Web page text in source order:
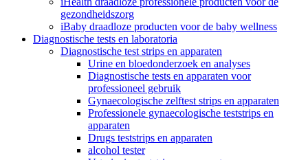
gezondheidszorg
iBaby draadloze producten voor de baby wellness
Diagnostische tests en laboratoria
Diagnostische test strips en apparaten
Urine en bloedonderzoek en analyses
Diagnostische tests en apparaten voor
professioneel gebruik
Gynaecologische zelftest strips en apparaten
Professionele gynaecologische teststrips en
apparaten
Drugs teststrips en apparaten
alcohol tester